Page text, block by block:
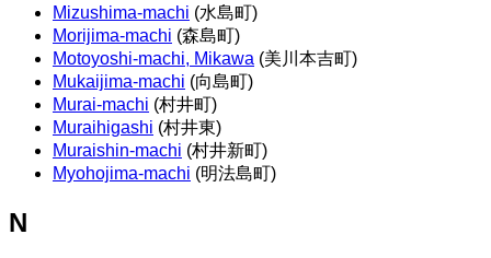
Mizushima-machi (水島町)
Morijima-machi (森島町)
Motoyoshi-machi, Mikawa (美川本吉町)
Mukaijima-machi (向島町)
Murai-machi (村井町)
Muraihigashi (村井東)
Muraishin-machi (村井新町)
Myohojima-machi (明法島町)
N